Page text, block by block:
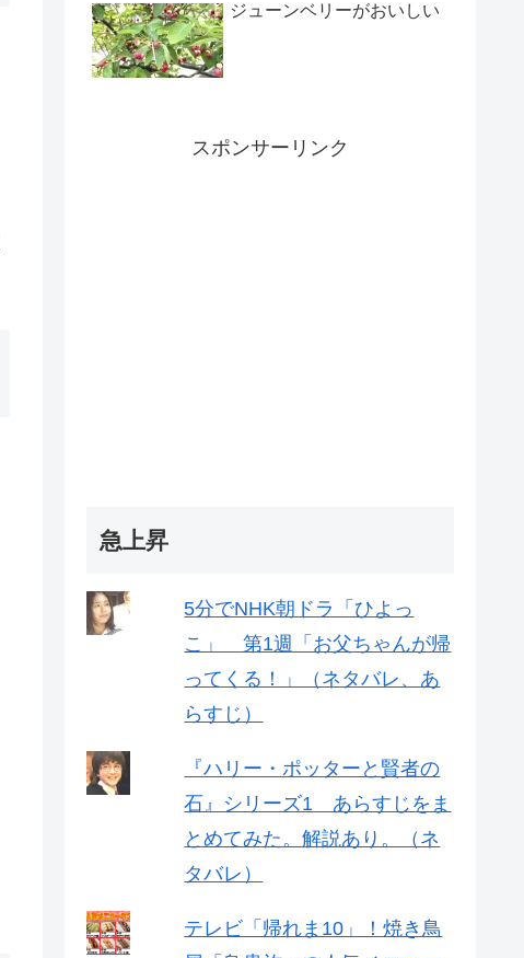
ジューンベリーがおいしい
スポンサーリンク
急上昇
5分でNHK朝ドラ「ひよっ
こ」 第1週「お父ちゃんが帰
ってくる！」（ネタバレ、あ
らすじ）
『ハリー・ポッターと賢者の
石』シリーズ1 あらすじをま
とめてみた。解説あり。（ネ
タバレ）
テレビ「帰れま10」！焼き鳥